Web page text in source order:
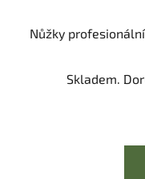
Nůžky
Skladem.